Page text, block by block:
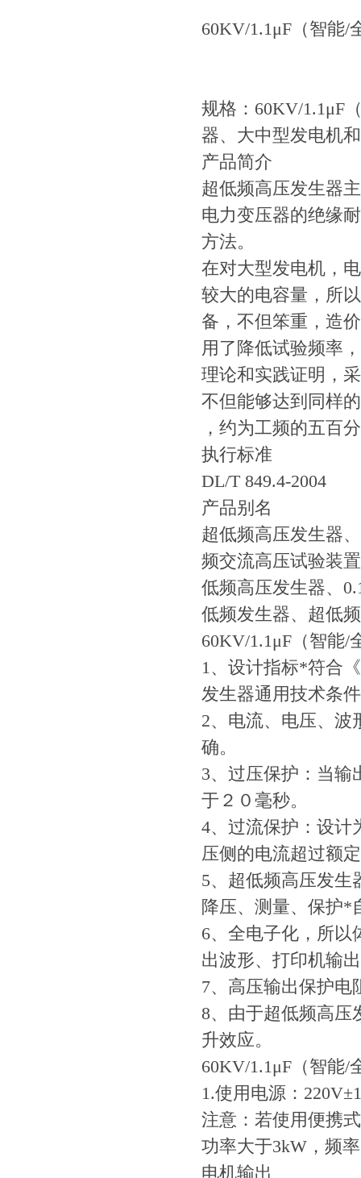
60KV/1.1μF（智能/
规格：60KV/1.1μF
器、大中型发电机
产品简介
超低频高压发生器
电力变压器的绝缘
方法。
在对大型发电机，
较大的电容量，所
备，不但笨重，造
用了降低试验频率
理论和实践证明，
不但能够达到同样
，约为工频的五百
执行标准
DL/T 849.4-2004
产品别名
超低频高压发生器
频交流高压试验装
低频高压发生器、
低频发生器、超低
60KV/1.1μF（智能/
1、设计指标*符合
发生器通用技术条
2、电流、电压、波
确。
3、过压保护：当输
于２０毫秒。
4、过流保护：设计
压侧的电流超过额
5、超低频高压发生
降压、测量、保护*
6、全电子化，所以
出波形、打印机输
7、高压输出保护电
8、由于超低频高压
升效应。
60KV/1.1μF（智能/
1.使用电源：
注意：若使用便携
功率大于3kW，频
电机输出